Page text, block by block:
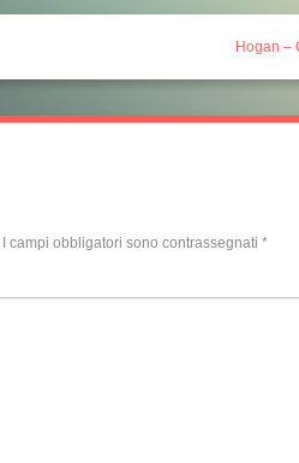
Hogan –
I campi obbligatori sono contrassegnati *